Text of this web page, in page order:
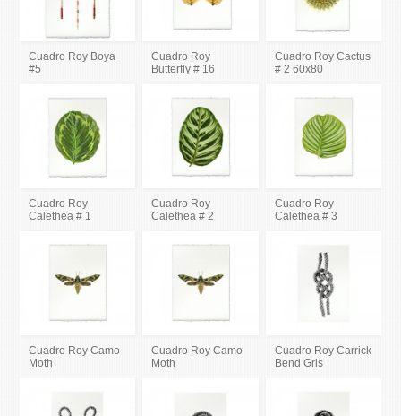
Cuadro Roy Boya
#5
Cuadro Roy
Butterfly # 16
Cuadro Roy Cactus
# 2 60x80
Cuadro Roy
Calethea # 1
Cuadro Roy
Calethea # 2
Cuadro Roy
Calethea # 3
Cuadro Roy Camo
Moth
Cuadro Roy Camo
Moth
Cuadro Roy Carrick
Bend Gris